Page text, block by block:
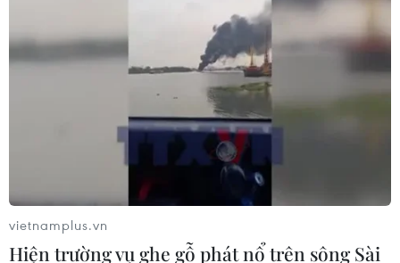
vietnamplus.vn
Hiện trường vụ ghe gỗ phát nổ trên sông Sài